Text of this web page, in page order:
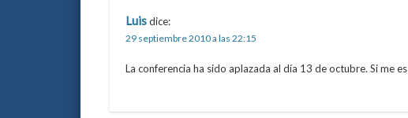
Luisdice:
29 septiembre 2010 a las 22:15
La conferencia ha sido aplazada al día 13 de octubre. Si me